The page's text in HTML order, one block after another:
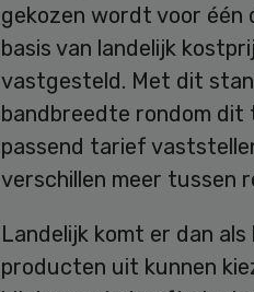
gekozen wordt voor één
basis van landelijk
vastgesteld. Met dit
bandbreedte rondom dit
passend tarief
verschillen meer tussen
Landelijk komt er dan
producten uit kunnen